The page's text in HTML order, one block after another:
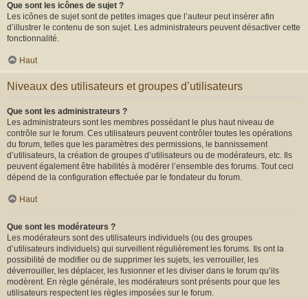
Que sont les icônes de sujet ?
Les icônes de sujet sont de petites images que l’auteur peut insérer afin
d’illustrer le contenu de son sujet. Les administrateurs peuvent désactiver cette
fonctionnalité.
Haut
Niveaux des utilisateurs et groupes d’utilisateurs
Que sont les administrateurs ?
Les administrateurs sont les membres possédant le plus haut niveau de
contrôle sur le forum. Ces utilisateurs peuvent contrôler toutes les opérations
du forum, telles que les paramètres des permissions, le bannissement
d’utilisateurs, la création de groupes d’utilisateurs ou de modérateurs, etc. Ils
peuvent également être habilités à modérer l’ensemble des forums. Tout ceci
dépend de la configuration effectuée par le fondateur du forum.
Haut
Que sont les modérateurs ?
Les modérateurs sont des utilisateurs individuels (ou des groupes
d’utilisateurs individuels) qui surveillent régulièrement les forums. Ils ont la
possibilité de modifier ou de supprimer les sujets, les verrouiller, les
déverrouiller, les déplacer, les fusionner et les diviser dans le forum qu’ils
modèrent. En règle générale, les modérateurs sont présents pour que les
utilisateurs respectent les règles imposées sur le forum.